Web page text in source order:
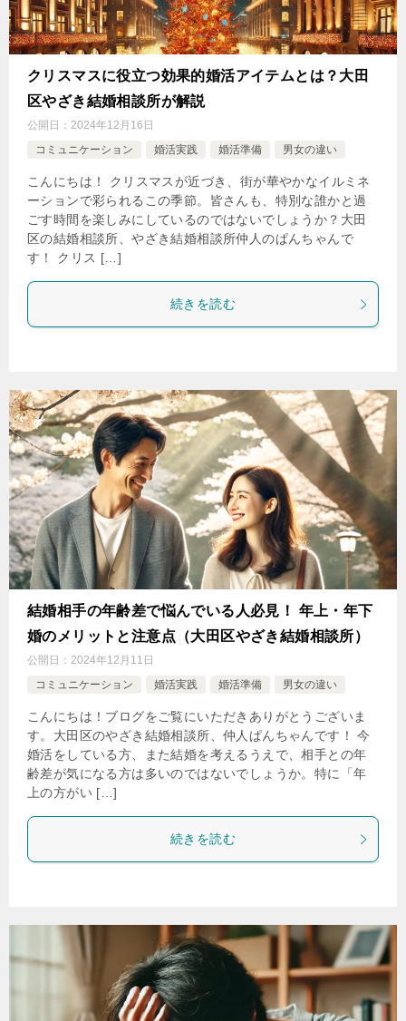
クリスマスに役立つ効果的婚活アイテムとは？大田
区やざき結婚相談所が解説
公開日： 2024年12月16日
コミュニケーション
婚活実践 婚活準備 男女の違い
こんにちは！ クリスマスが近づき、街が華やかなイルミネ
ーションで彩られるこの季節。皆さんも、特別な誰かと過
ごす時間を楽しみにしているのではないでしょうか？大田
区の結婚相談所、やざき結婚相談所仲人のぱんちゃんで
す！ クリス […]
続きを読む
結婚相手の年齢差で悩んでいる人必見！ 年上・年下
婚のメリットと注意点（大田区やざき結婚相談所）
公開日： 2024年12月11日
コミュニケーション
婚活実践 婚活準備 男女の違い
こんにちは！ブログをご覧にいただきありがとうございま
す。大田区のやざき結婚相談所、仲人ぱんちゃんです！ 今
婚活をしている方、また結婚を考えるうえで、相手との年
齢差が気になる方は多いのではないでしょうか。特に「年
上の方がい […]
続きを読む